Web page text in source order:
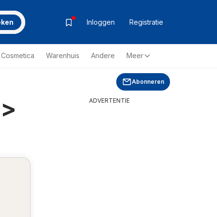
Inloggen Registratie
Warenhuis Andere Meer
Abonneren
ADVERTENTIE